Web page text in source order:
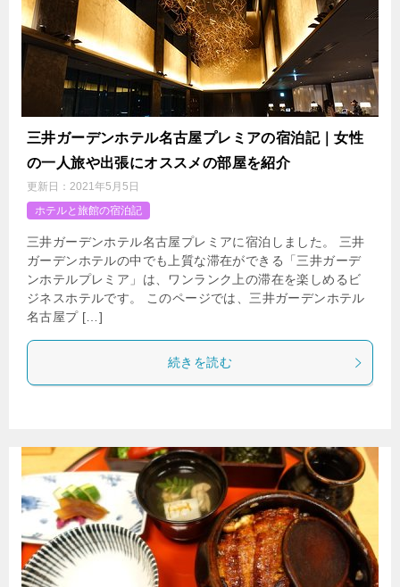
三井ガーデンホテル名古屋プレミアの宿泊記｜女性
の一人旅や出張にオススメの部屋を紹介
更新日： 2021年5月5日
ホテルと旅館の宿泊記
三井ガーデンホテル名古屋プレミアに宿泊しました。 三井
ガーデンホテルの中でも上質な滞在ができる「三井ガーデ
ンホテルプレミア」は、ワンランク上の滞在を楽しめるビ
ジネスホテルです。 このページでは、三井ガーデンホテル
名古屋プ […]
続きを読む